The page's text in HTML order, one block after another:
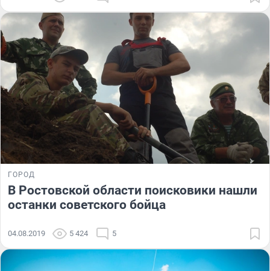
ГОРОД
В Ростовской области поисковики нашли
останки советского бойца
04.08.2019 5 424 5